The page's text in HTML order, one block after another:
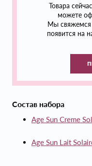
Товара
можете
Мы свяжемся
появится на
Состав набора
Age Sun Сreme
Age Sun Lait